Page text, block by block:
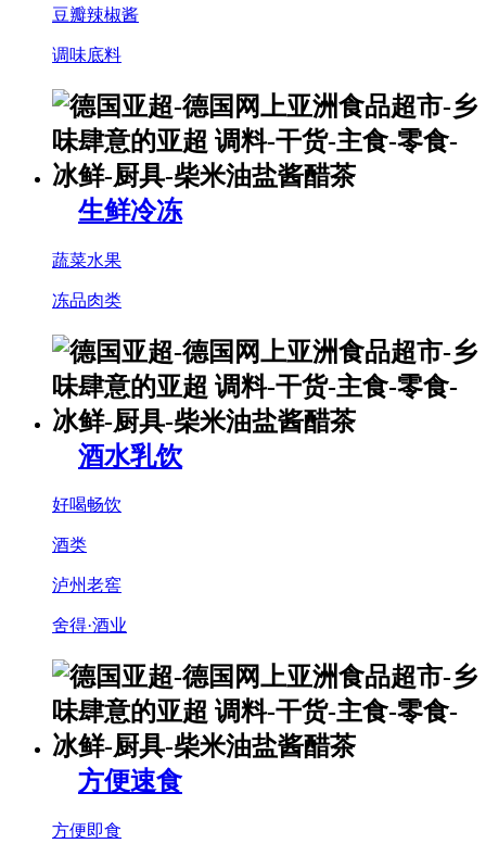
豆瓣辣椒酱
调味底料
生鲜冷冻
蔬菜水果
冻品肉类
酒水乳饮
好喝畅饮
酒类
泸州老窖
舍得·酒业
方便速食
方便即食